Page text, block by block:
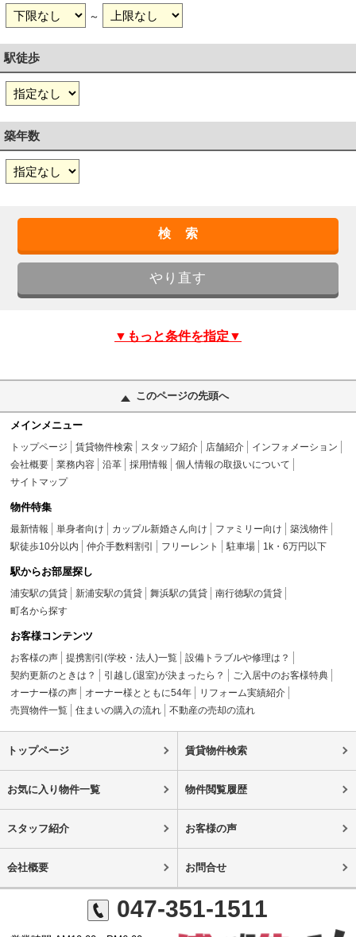
～
駅徒歩
築年数
▼もっと条件を指定▼
このページの先頭へ
メインメニュー
トップページ 賃貸物件検索 スタッフ紹介 店舗紹介
インフォメーション
会社概要
業務内容 沿革 採用情報
個人情報の取扱いについて
サイトマップ
物件特集
最新情報 単身者向け カップル新婚さん向け ファミリー向け
築浅物件
駅徒歩10分以内
仲介手数料割引 フリーレント 駐車場 1k・6万円以下
駅からお部屋探し
浦安駅の賃貸 新浦安駅の賃貸 舞浜駅の賃貸
南行徳駅の賃貸
町名から探す
お客様コンテンツ
お客様の声 提携割引(学校・法人)一覧
設備トラブルや修理は？
契約更新のときは？
引越し(退室)が決まったら？
ご入居中のお客様特典
オーナー様の声
オーナー様とともに54年
リフォーム実績紹介
売買物件一覧
住まいの購入の流れ 不動産の売却の流れ
トップページ 賃貸物件検索
お気に入り物件一覧 物件閲覧履歴
スタッフ紹介 お客様の声
会社概要 お問合せ
047-351-1511